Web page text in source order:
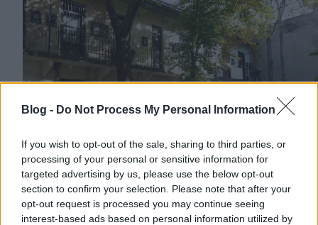
Blog - Do Not Process My Personal Information
If you wish to opt-out of the sale, sharing to third parties, or
processing of your personal or sensitive information for
targeted advertising by us, please use the below opt-out
section to confirm your selection. Please note that after your
opt-out request is processed you may continue seeing
interest-based ads based on personal information utilized by